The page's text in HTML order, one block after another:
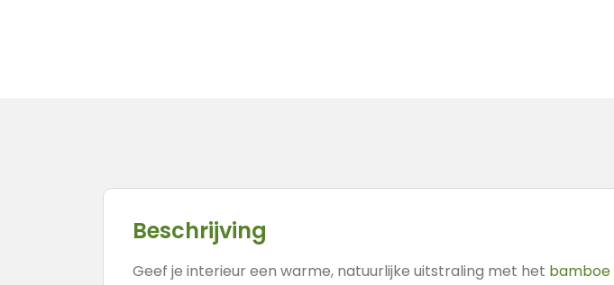
Beschrijving
Geef je interieur een warme, natuurlijke uitstraling met het bamboe